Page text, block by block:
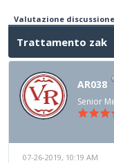
Valutazione
Trattamento zak
AR038
Senior
07-26-2019, 10:19 AM